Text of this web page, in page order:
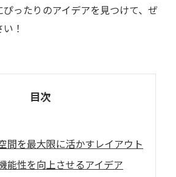
ったりのアイデアを見つけて、ぜ
！
目次
間を最大限に活かすレイアウト
能性を向上させるアイデア